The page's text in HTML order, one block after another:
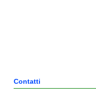
Contatti